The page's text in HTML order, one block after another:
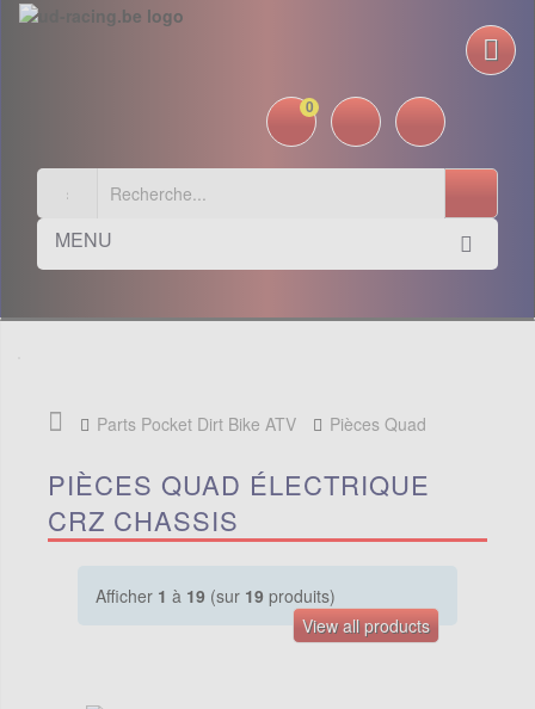
0
MENU
Parts Pocket Dirt Bike ATV
Pièces Quad
électrique CRZ
Chassis
PIÈCES QUAD ÉLECTRIQUE
CRZ CHASSIS
Afficher 1 à 19 (sur 19 produits)
View all products